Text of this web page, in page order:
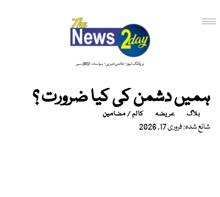
بریکنگ نیوز · عالمی خبریں · سیاست - 2012 سے
ہمیں دشمن کی کیا ضرورت ؟
بلاگ عریضہ کالم / مضامین
شائع شدہ: فروری 17, 2026